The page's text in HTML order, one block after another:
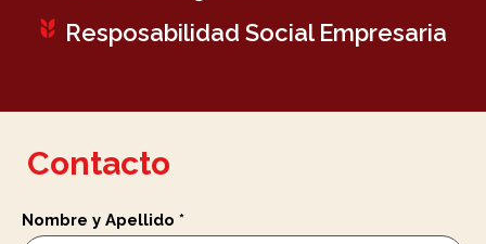
Resposabilidad Social Empresaria
Contacto
Nombre y Apellido *